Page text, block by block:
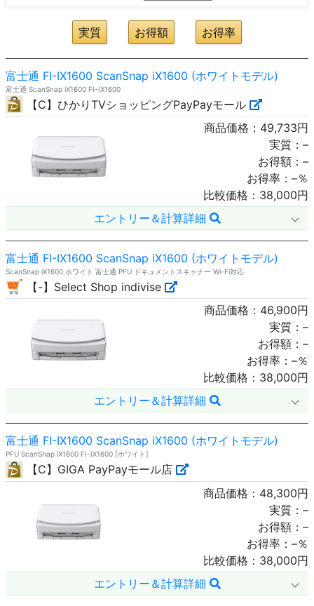
富士通 FI-IX1600 ScanSnap iX1600 (ホワイトモデル)
富士通 ScanSnap iX1600 FI-IX1600
【C】ひかりTVショッピングPayPayモール
商品価格： 49,733円
実質： –
お得額： –
お得率： –％
比較価格： 38,000円
エントリー＆計算詳細
富士通 FI-IX1600 ScanSnap iX1600 (ホワイトモデル)
ScanSnap iX1600 ホワイト 富士通 PFU ドキュメントスキャナー Wi-Fi対応
【-】Select Shop indivise
商品価格： 46,900円
実質： –
お得額： –
お得率： –％
比較価格： 38,000円
エントリー＆計算詳細
富士通 FI-IX1600 ScanSnap iX1600 (ホワイトモデル)
PFU ScanSnap iX1600 FI-IX1600 [ホワイト]
【C】GIGA PayPayモール店
商品価格： 48,300円
実質： –
お得額： –
お得率： –％
比較価格： 38,000円
エントリー＆計算詳細